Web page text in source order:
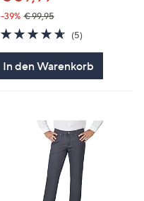
-39% € 99,95
4.6
von
(5)5
In den Warenkorb